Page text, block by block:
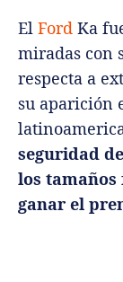
El Ford Ka
miradas con
respecta a
su aparición
seguridad
los tamaños
ganar el